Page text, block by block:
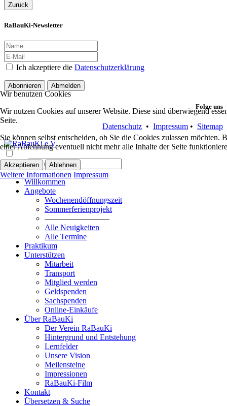
Zurück
RaBauKi-Newsletter
Ich akzeptiere die Datenschutzerklärung
Abonnieren Abmelden
Folge uns
Datenschutz • Impressum • Sitemap
Suchen
Willkommen
Angebote
Wochenendöffnungszeit
Sommerferienprojekt
————————
Alle Neuigkeiten
Alle Termine
Praktikum
Unterstützen
Mitarbeit
Transport
Mitglied werden
Geldspenden
Sachspenden
Online-Einkäufe
Über RaBauKi
Der Verein RaBauKi
Hintergrund und Entstehung
Lernfelder
Unsere Vision
Meilensteine
Impressionen
RaBauKi-Film
Kontakt
Übersetzen & Suche
Wir benutzen Cookies
Wir nutzen Cookies auf unserer Website. Diese sind überwiegend
Seite.
Sie können selbst entscheiden, ob Sie die Cookies zulassen möchten.
einer Ablehnung eventuell nicht mehr alle Inhalte der Seite
Akzeptieren Ablehnen
Weitere Informationen Impressum